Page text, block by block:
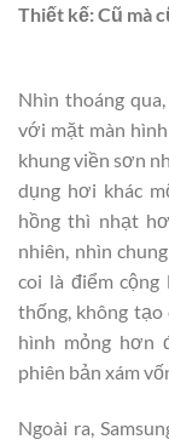
Thiết kế: Cũ mà
Nhìn thoáng
với mặt màn
khung viền sơn
dụng hơi khác
hồng thì nhạt
nhiên, nhìn
coi là điểm
thống, không tạo
hình mỏng hơn
phiên bản xám
Ngoài ra,